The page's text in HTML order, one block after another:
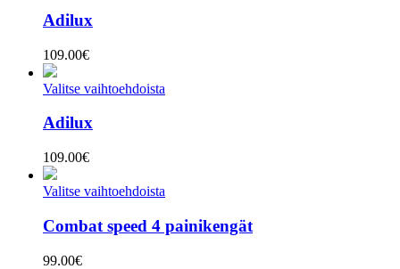
Adilux
109.00€
Valitse vaihtoehdoista
Adilux
109.00€
Valitse vaihtoehdoista
Combat speed 4 painikengät
99.00€